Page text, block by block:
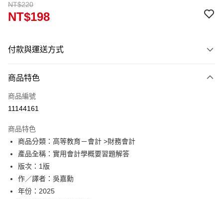
NT$220
NT$198
付款與運送方式
信用卡一次付款
超商取貨付款
Google Pay
ATM付款
運送方式
商品特色
商品編號
11144161
商品特色
商品分類：高等教育－會計 >財務會計
產品全稱：實用會計學概要習題解答
版次：1版
作／譯者：吳嘉勳
年份：2025